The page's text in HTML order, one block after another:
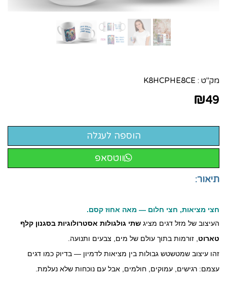
מק"ט : K8HCPHE8CE
₪49
ווטסאפ
תיאור:
חצי מציאות, חצי חלום — מאה אחוז קסם.
העיצוב של מזל דגים מציג שתי גולגולות אסטרולוגיות בסגנון קלף
טארוט , זורמות בתוך עולם של מים, צבעים ותנועה.
זהו עיצוב שמטשטש גבולות בין מציאות לדמיון — בדיוק כמו דגים
עצמם: רגישים, עמוקים, חולמים, אבל עם נוכחות שלא נעלמת.